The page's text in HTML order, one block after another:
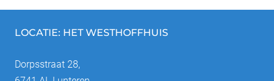
2017
LOCATIE: HET WESTHOFFHUIS
Dorpsstraat 28,